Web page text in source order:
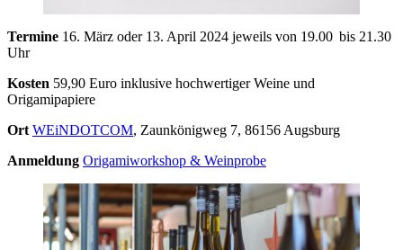
Termine 16. März oder 13. April 2024 jeweils von 19.00 bis 21.30
Uhr
Kosten 59,90 Euro inklusive hochwertiger Weine und
Origamipapiere
Ort WEiNDOTCOM, Zaunkönigweg 7, 86156 Augsburg
Anmeldung Origamiworkshop & Weinprobe